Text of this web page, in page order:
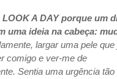
A DAY porque um
uma ideia na cabeça:
largar uma pele que
comigo e ver-me de
Sentia uma urgência tão